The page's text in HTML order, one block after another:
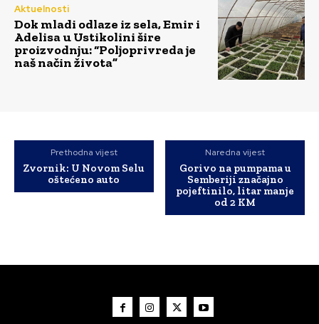
Aktuelnosti
Dok mladi odlaze iz sela, Emir i
Adelisa u Ustikolini šire
proizvodnju: “Poljoprivreda je
naš način života”
Prethodna vijest
Zvornik: U Novom Selu
oštećeno auto
Naredna vijest
Gorivo na pumpama u
Semberiji značajno
pojeftinilo, litar manje
od 2 KM